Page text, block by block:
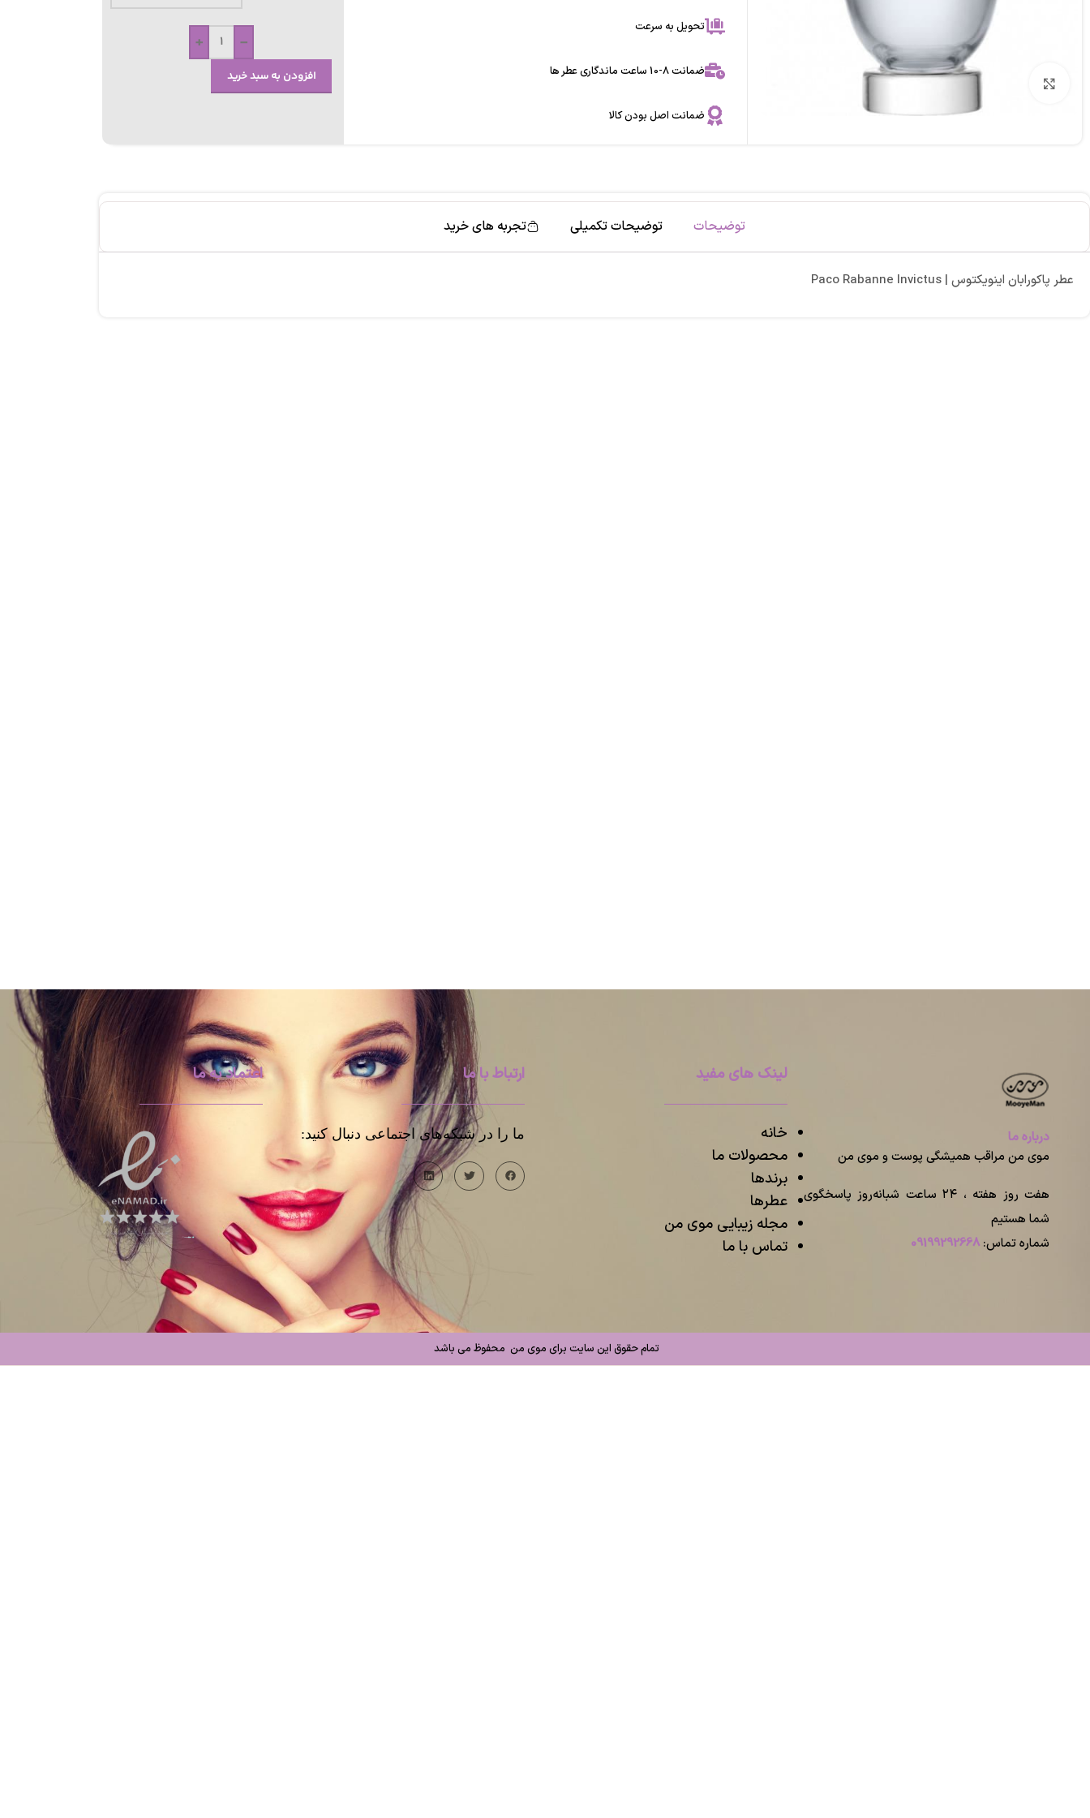
برای بزرگنمایی کلیک کنید
تحویل به سرعت
ضمانت 8-10 ساعت ماندگاری عطر ها
ضمانت اصل بودن کالا
-
+
افزودن به سبد خرید
توضیحات توضیحات تکمیلی تجربه های خرید
عطر پاکورابان اینویکتوس | Paco Rabanne Invictus
درباره ما
موی من مراقب همیشگی پوست و موی من
هفت روز هفته ، ۲۴ ساعت شبانه‌روز پاسخگوی
شما هستیم
شماره تماس: 09199292668
لینک های مفید
خانه
محصولات ما
برندها
عطرها
مجله زیبایی موی من
تماس با ما
ارتباط با ما
ما را در شبکه‌های اجتماعی دنبال کنید:
اعتماد به ما
تمام حقوق این سایت برای موی من محفوظ می باشد